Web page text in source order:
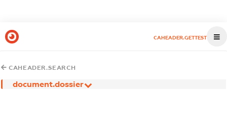
CAHEADER.GETTEST
CAHEADER.SEARCH
document.dossier